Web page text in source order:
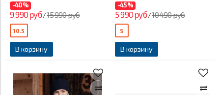
-40%
9 990 руб/15 990 руб
В корзину
10.5
-45%
5 990 руб/10 490 руб
В корзину
S